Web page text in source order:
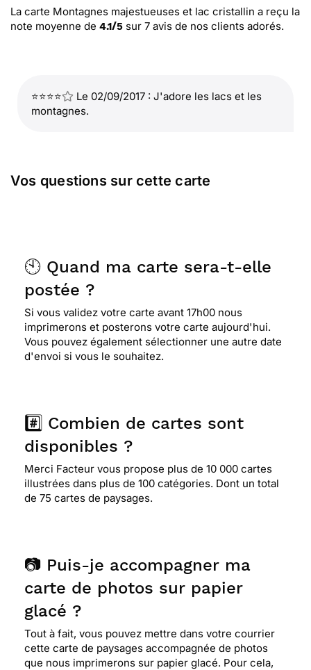
La carte Montagnes majestueuses et lac cristallin a reçu la
note moyenne de 4.1/5 sur 7 avis de nos clients adorés.
⭐⭐⭐⭐
Le 02/09/2017 : J'adore les lacs et les
montagnes.
Vos questions sur cette carte
🕙 Quand ma carte sera-t-elle
postée ?
Si vous validez votre carte avant 17h00 nous
imprimerons et posterons votre carte aujourd'hui.
Vous pouvez également sélectionner une autre date
d'envoi si vous le souhaitez.
#️⃣ Combien de cartes sont
disponibles ?
Merci Facteur vous propose plus de 10 000 cartes
illustrées dans plus de 100 catégories. Dont un total
de 75 cartes de paysages.
📷 Puis-je accompagner ma
carte de photos sur papier
glacé ?
Tout à fait, vous pouvez mettre dans votre courrier
cette carte de paysages accompagnée de photos
que nous imprimerons sur papier glacé. Pour cela,